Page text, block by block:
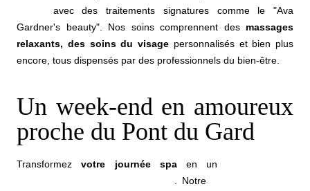
avec des traitements signatures comme le "Ava
Gardner's beauty". Nos soins comprennent des massages
relaxants, des soins du visage personnalisés et bien plus
encore, tous dispensés par des professionnels du bien-être.
Un week-end en amoureux
proche du Pont du Gard
Transformezvotre journée spaen un
. Notre